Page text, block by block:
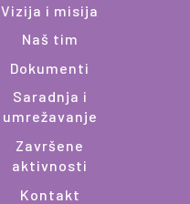
Vizija i misija
Naš tim
Dokumenti
Saradnja i
umrežavanje
Završene
aktivnosti
Kontakt